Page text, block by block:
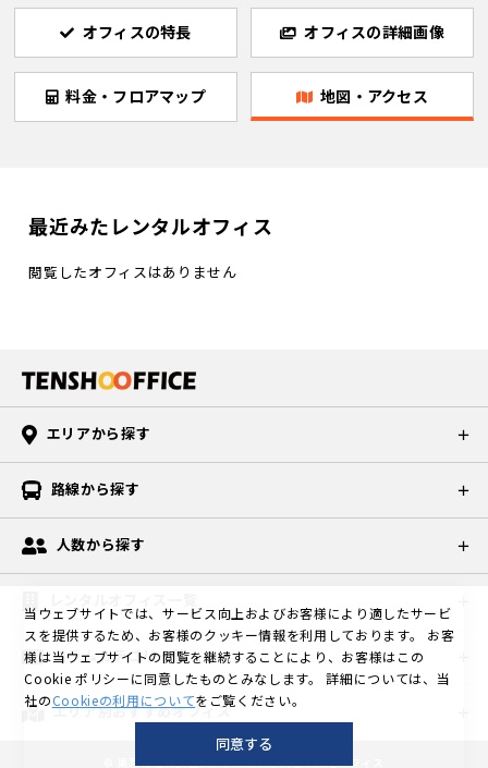
オフィスの特長 オフィスの詳細画像
料金・フロアマップ 地図・アクセス
最近みたレンタルオフィス
閲覧したオフィスはありません
エリアから探す
路線から探す
人数から探す
コラムカテゴリ一覧
エリア別おすすめオフィス
東京の格安個室レンタルオフィスなら天翔オフィス
当ウェブサイトでは、サービス向上およびお客様により適したサービ
スを提供するため、お客様のクッキー情報を利用しております。
お客
様は当ウェブサイトの閲覧を継続することにより、お客様はこの
Cookie ポリシーに同意したものとみなします。
詳細については、当
社のCookieの利用についてをご覧ください。
同意する